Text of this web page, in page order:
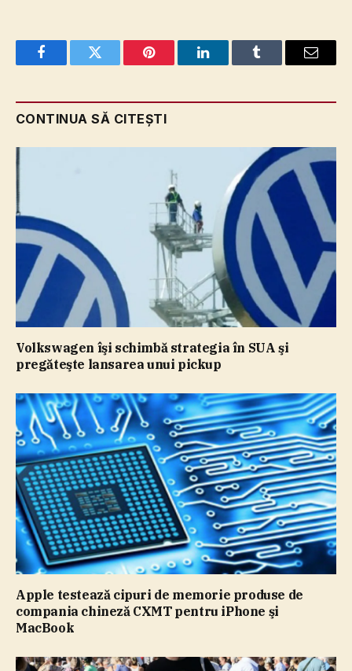
FacebookTwitter Pinterest LinkedInTumblr Email
CONTINUA SĂ CITEȘTI
Volkswagen îşi schimbă strategia în SUA şi
pregăteşte lansarea unui pickup
Apple testează cipuri de memorie produse de
compania chineză CXMT pentru iPhone şi
MacBook